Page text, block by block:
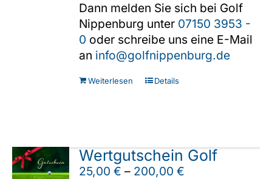
Dann melden Sie sich bei Golf
Nippenburg unter 07150 3953 -
0 oder schreibe uns eine E-Mail
an info@golfnippenburg.de
Weiterlesen Details
Wertgutschein Golf
25,00€ – 200,00€